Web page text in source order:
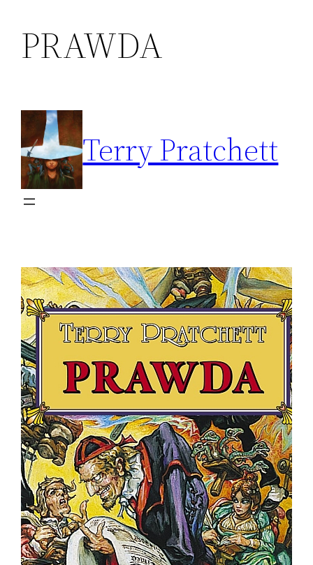
Przejdź
PRAWDA
Terry Pratchett